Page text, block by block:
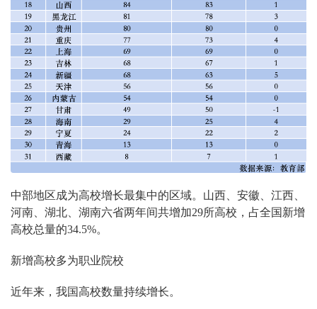
中部地区成为高校增长最集中的区域。山西、安徽、江西、
河南、湖北、湖南六省两年间共增加29所高校，占全国新增
高校总量的34.5%。
新增高校多为职业院校
近年来，我国高校数量持续增长。